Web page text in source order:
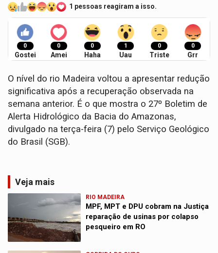
1 pessoas reagiram a isso.
0
Gostei
0
Amei
0
Haha
1
Uau
0
Triste
0
Grr
O nível do rio Madeira voltou a apresentar redução
significativa após a recuperação observada na
semana anterior. É o que mostra o 27º Boletim de
Alerta Hidrológico da Bacia do Amazonas,
divulgado na terça-feira (7) pelo Serviço Geológico
do Brasil (SGB).
Veja mais
RIO MADEIRA
MPF, MPT e DPU cobram na Justiça
reparação de usinas por colapso
pesqueiro em RO